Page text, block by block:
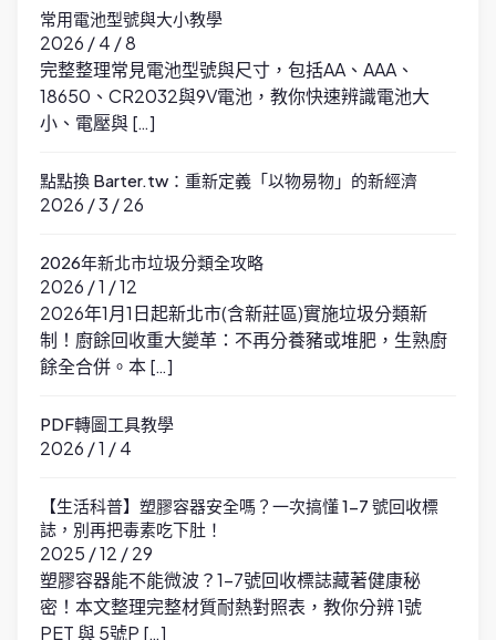
常用電池型號與大小教學
2026 / 4 / 8
完整整理常見電池型號與尺寸，包括AA、AAA、
18650、CR2032與9V電池，教你快速辨識電池大
小、電壓與 […]
點點換 Barter.tw：重新定義「以物易物」的新經濟
2026 / 3 / 26
2026年新北市垃圾分類全攻略
2026 / 1 / 12
2026年1月1日起新北市(含新莊區)實施垃圾分類新
制！廚餘回收重大變革：不再分養豬或堆肥，生熟廚
餘全合併。本 […]
PDF轉圖工具教學
2026 / 1 / 4
【生活科普】塑膠容器安全嗎？一次搞懂 1-7 號回收標
誌，別再把毒素吃下肚！
2025 / 12 / 29
塑膠容器能不能微波？1-7號回收標誌藏著健康秘
密！本文整理完整材質耐熱對照表，教你分辨 1號
PET 與 5號P […]